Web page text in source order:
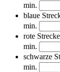
min.
blaue
min.
rote
min.
schwarze
min.